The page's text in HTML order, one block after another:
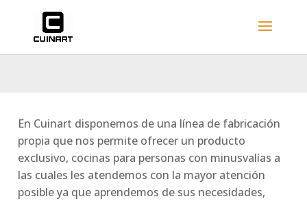
En Cuinart disponemos de una línea de fabricación
propia que nos permite ofrecer un producto
exclusivo, cocinas para personas con minusvalías a
las cuales les atendemos con la mayor atención
posible ya que aprendemos de sus necesidades,